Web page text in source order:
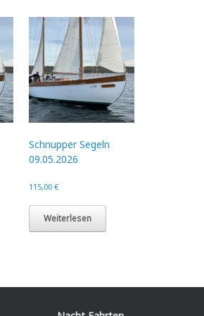
Schnupper Segeln
09.05.2026
115,00 €
Weiterlesen